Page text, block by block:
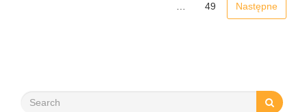
49 Następne